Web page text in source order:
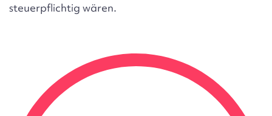
steuerpflichtig wären.